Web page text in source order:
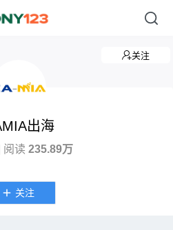
关注
出海
| 阅读 235.89万
关注